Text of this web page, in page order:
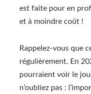
est faite pour en
et à moindre coût !
Rappelez-vous que
régulièrement. En
pourraient voir le
n’oubliez pas :